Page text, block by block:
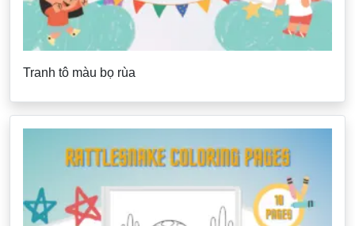
Tranh tô màu bọ rùa